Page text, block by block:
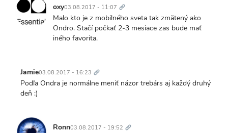
oxy03.08.2017 - 11:07 odkaz
Malo kto je z mobilného sveta tak zmätený ako
Ondro. Stačí počkať 2-3 mesiace zas bude mať
iného favorita.
Jamie03.08.2017 - 16:23 odkaz
Podľa Ondra je normálne meniť názor trebárs aj každý druhý
deň :)
Ronn03.08.2017 - 19:52 odkaz